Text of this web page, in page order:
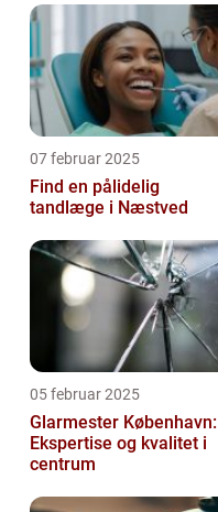
07 februar 2025
Find en pålidelig
tandlæge i Næstved
05 februar 2025
Glarmester København:
Ekspertise og kvalitet i
centrum